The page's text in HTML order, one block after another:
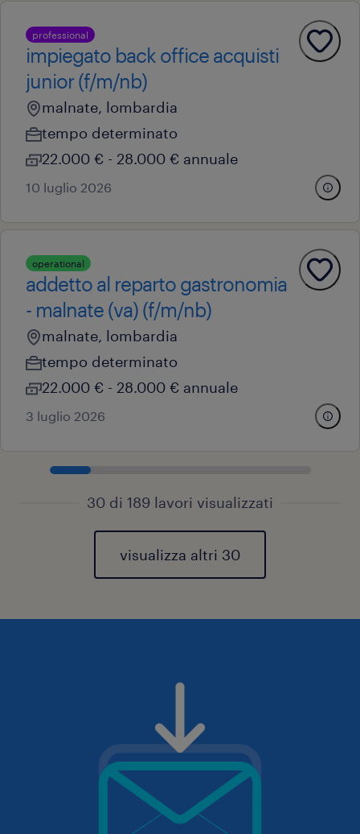
professional
impiegato back office acquisti
junior (f/m/nb)
malnate, lombardia
tempo determinato
22.000 € - 28.000 € annuale
10 luglio 2026
operational
addetto al reparto gastronomia
- malnate (va) (f/m/nb)
malnate, lombardia
tempo determinato
22.000 € - 28.000 € annuale
3 luglio 2026
30 di 189 lavori visualizzati
visualizza altri 30